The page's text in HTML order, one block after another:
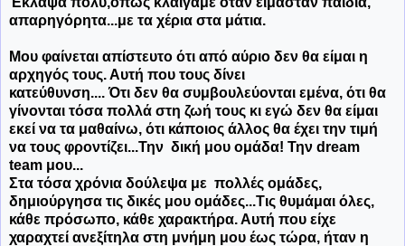
απαρηγόρητα...με τα χέρια στα μάτια.
Μου φαίνεται απίστευτο ότι από αύριο δεν θα είμαι η
αρχηγός τους. Αυτή που τους δίνει
κατεύθυνση.... Ότι δεν θα συμβουλεύονται εμένα, ότι θα
γίνονται τόσα πολλά στη ζωή τους κι εγώ δεν θα είμαι
εκεί να τα μαθαίνω, ότι κάποιος άλλος θα έχει την τιμή
να τους φροντίζει...Την δική μου ομάδα! Την dream
team μου...
Στα τόσα χρόνια δούλεψα με πολλές ομάδες,
δημιούργησα τις δικές μου ομάδες...Τις θυμάμαι όλες,
κάθε πρόσωπο, κάθε χαρακτήρα. Αυτή που είχε
χαραχτεί ανεξίτηλα στη μνήμη μου έως τώρα, ήταν η